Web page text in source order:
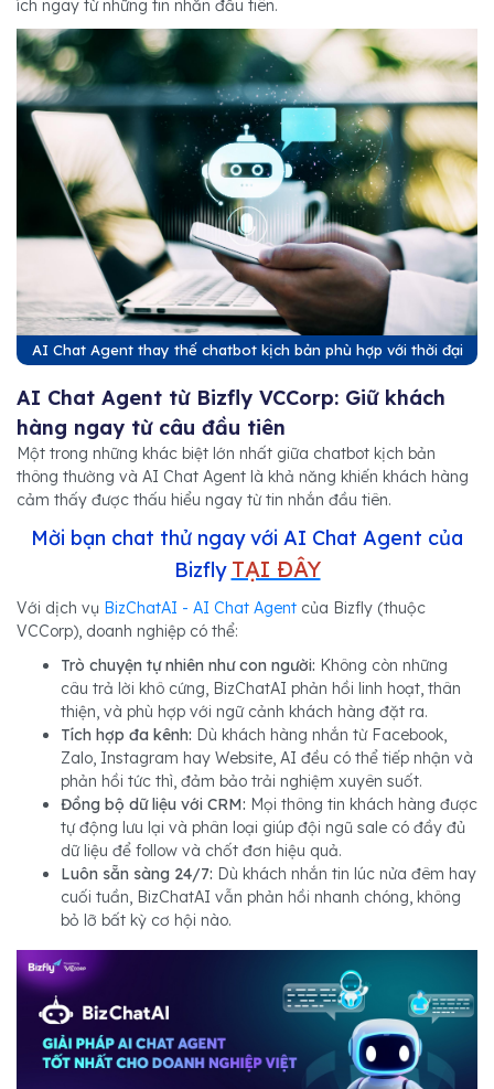
ích ngay từ những tin nhắn đầu tiên.
AI Chat Agent thay thế chatbot kịch bản phù hợp với thời đại
AI Chat Agent từ Bizfly VCCorp: Giữ khách
hàng ngay từ câu đầu tiên
Một trong những khác biệt lớn nhất giữa chatbot kịch bản
thông thường và AI Chat Agent là khả năng khiến khách hàng
cảm thấy được thấu hiểu ngay từ tin nhắn đầu tiên.
Mời bạn chat thử ngay với AI Chat Agent của
Bizfly TẠI ĐÂY
Với dịch vụ BizChatAI - AI Chat Agent của Bizfly (thuộc
VCCorp), doanh nghiệp có thể:
Trò chuyện tự nhiên như con người: Không còn những
câu trả lời khô cứng, BizChatAI phản hồi linh hoạt, thân
thiện, và phù hợp với ngữ cảnh khách hàng đặt ra.
Tích hợp đa kênh: Dù khách hàng nhắn từ Facebook,
Zalo, Instagram hay Website, AI đều có thể tiếp nhận và
phản hồi tức thì, đảm bảo trải nghiệm xuyên suốt.
Đồng bộ dữ liệu với CRM: Mọi thông tin khách hàng được
tự động lưu lại và phân loại giúp đội ngũ sale có đầy đủ
dữ liệu để follow và chốt đơn hiệu quả.
Luôn sẵn sàng 24/7: Dù khách nhắn tin lúc nửa đêm hay
cuối tuần, BizChatAI vẫn phản hồi nhanh chóng, không
bỏ lỡ bất kỳ cơ hội nào.